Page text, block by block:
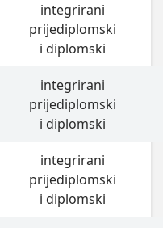
integrirani
prijediplomski
i diplomski
integrirani
prijediplomski
i diplomski
integrirani
prijediplomski
i diplomski